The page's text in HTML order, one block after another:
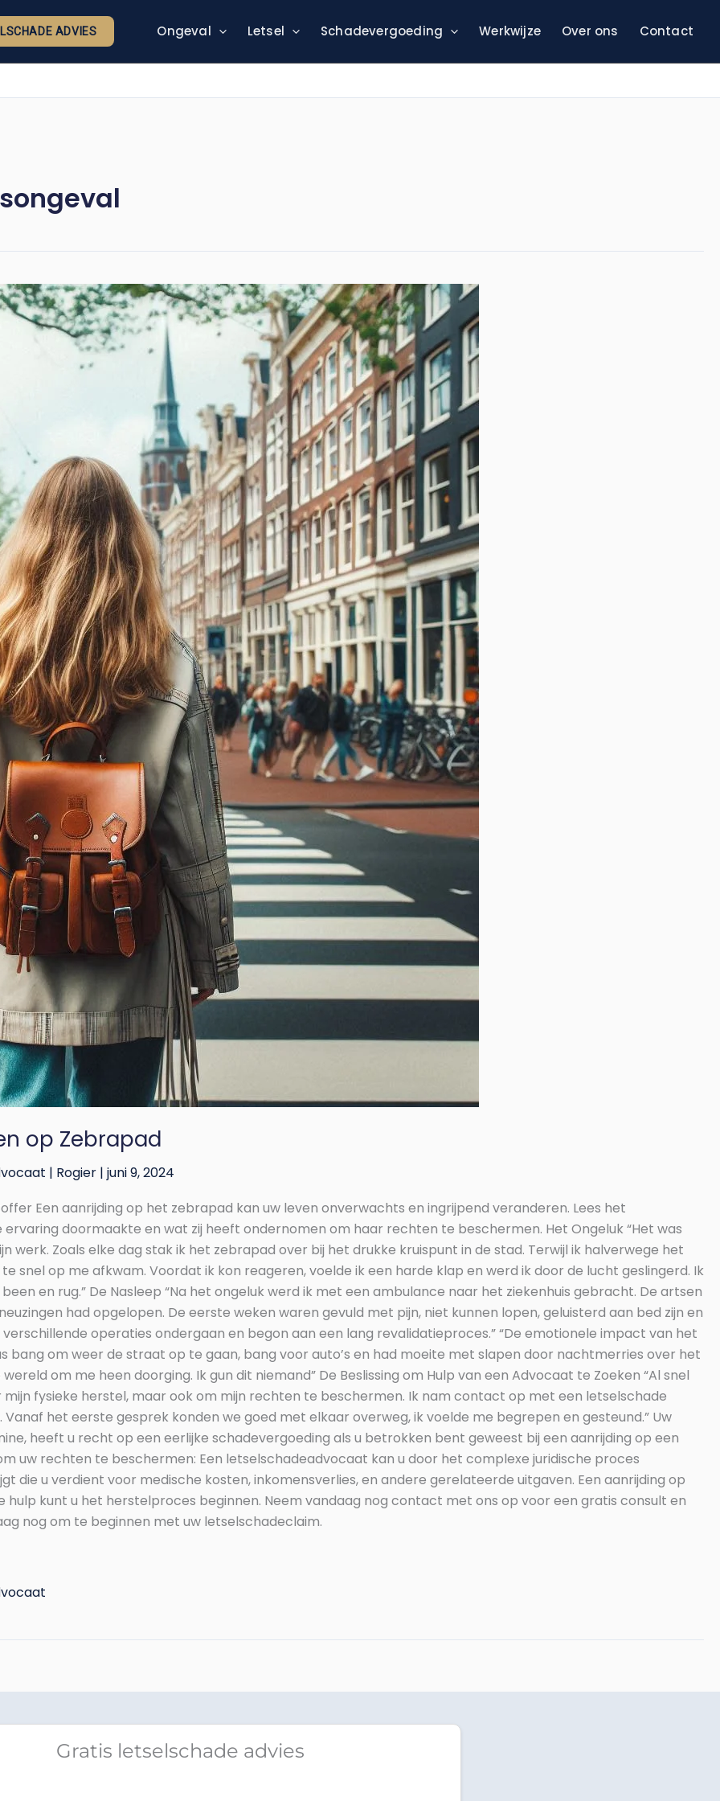
ADVIES Ongeval Letsel Schadevergoeding Werkwijze Over ons Contact
op Zebrapad
| Rogier | juni 9, 2024
Een aanrijding op het zebrapad kan uw leven onverwachts en ingrijpend veranderen. Lees het
doormaakte en wat zij heeft ondernomen om haar rechten te beschermen. Het Ongeluk “Het was
Zoals elke dag stak ik het zebrapad over bij het drukke kruispunt in de stad. Terwijl ik halverwege het
snel op me afkwam. Voordat ik kon reageren, voelde ik een harde klap en werd ik door de lucht geslingerd. Ik
en rug.” De Nasleep “Na het ongeluk werd ik met een ambulance naar het ziekenhuis gebracht. De artsen
had opgelopen. De eerste weken waren gevuld met pijn, niet kunnen lopen, geluisterd aan bed zijn en
operaties ondergaan en begon aan een lang revalidatieproces.” “De emotionele impact van het
bang om weer de straat op te gaan, bang voor auto’s en had moeite met slapen door nachtmerries over het
om me heen doorging. Ik gun dit niemand” De Beslissing om Hulp van een Advocaat te Zoeken “Al snel
fysieke herstel, maar ook om mijn rechten te beschermen. Ik nam contact op met een letselschade
het eerste gesprek konden we goed met elkaar overweg, ik voelde me begrepen en gesteund.” Uw
heeft u recht op een eerlijke schadevergoeding als u betrokken bent geweest bij een aanrijding op een
uw rechten te beschermen: Een letselschadeadvocaat kan u door het complexe juridische proces
die u verdient voor medische kosten, inkomensverlies, en andere gerelateerde uitgaven. Een aanrijding op
kunt u het herstelproces beginnen. Neem vandaag nog contact met ons op voor een gratis consult en
nog om te beginnen met uw letselschadeclaim.
Gratis letselschade advies